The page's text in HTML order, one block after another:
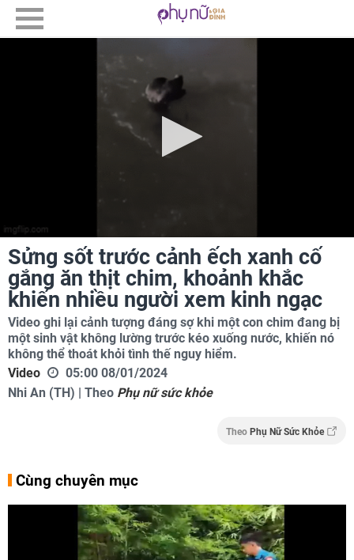
Sửng sốt trước cảnh ếch xanh cố
gắng ăn thịt chim, khoảnh khắc
khiến nhiều người xem kinh ngạc
Video ghi lại cảnh tượng đáng sợ khi một con chim đang bị
một sinh vật không lường trước kéo xuống nước, khiến nó
không thể thoát khỏi tình thế nguy hiểm.
Video
05:00 08/01/2024
Nhi An (TH) | Theo Phụ nữ sức khỏe
Theo Phụ Nữ Sức Khỏe
Cùng chuyên mục